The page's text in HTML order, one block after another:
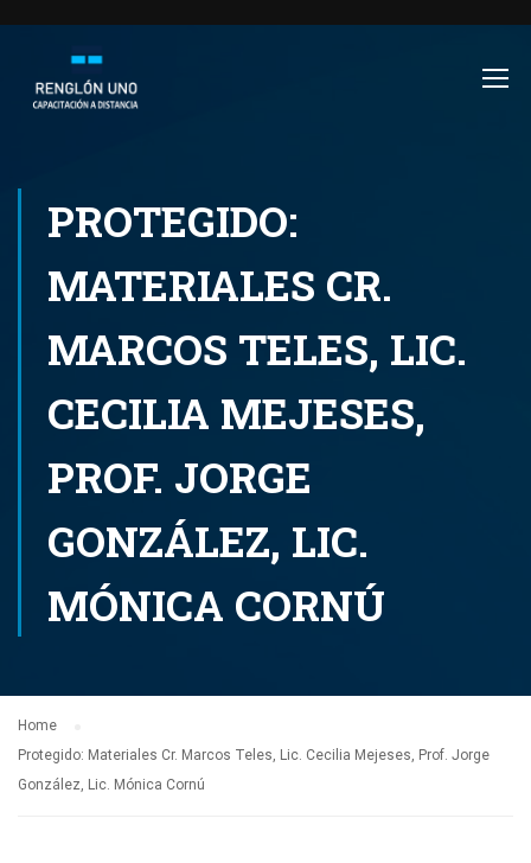
PROTEGIDO:
MATERIALES CR.
MARCOS TELES, LIC.
CECILIA MEJESES,
PROF. JORGE
GONZÁLEZ, LIC.
MÓNICA CORNÚ
Home
Protegido: Materiales Cr. Marcos Teles, Lic. Cecilia Mejeses, Prof. Jorge
González, Lic. Mónica Cornú